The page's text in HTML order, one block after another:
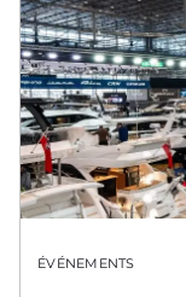
ÉVÉNEMENTS